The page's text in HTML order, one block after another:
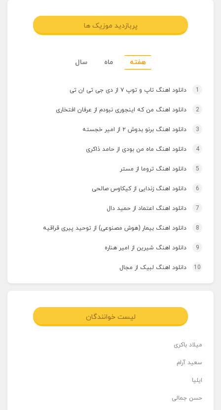
پربازدید موزیک ها
هفته ماه سال
1 دانلود اهنگ تاپ و توپ ۷ از دی جی تی ان تی
2 دانلود اهنگ من که اینجوری نبودم از عرفان افتخاری
3 دانلود اهنگ برنو بدوش ۲ از امیر خجسته
4 دانلود اهنگ ماه من بودی از حامد ذاکری
5 دانلود اهنگ تروما از مستر
6 دانلود اهنگ زندایی از کیکاوس صالحی
7 دانلود اهنگ اعتماد از حمید دال
8 دانلود اهنگ بیمار (هوش مصنوعی) از توحید پیری قراقیه
9 دانلود اهنگ شیرین از امیر هناره
10 دانلود اهنگ لبیک از مجال
لیست خوانندگان
میلاد باکری
سعید آرام
ایلیا
حسن جمالی